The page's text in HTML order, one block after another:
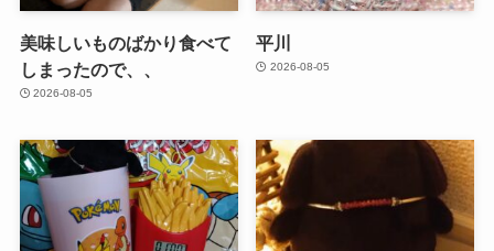
美味しいものばかり食べて
しまったので、、
2026-08-05
平川
2026-08-05